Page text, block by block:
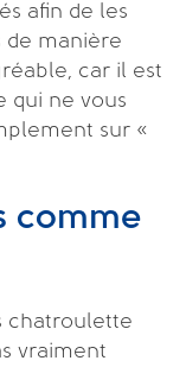
afin de les
de manière
car il est
qui ne vous
sur «
comme
chatroulette
vraiment